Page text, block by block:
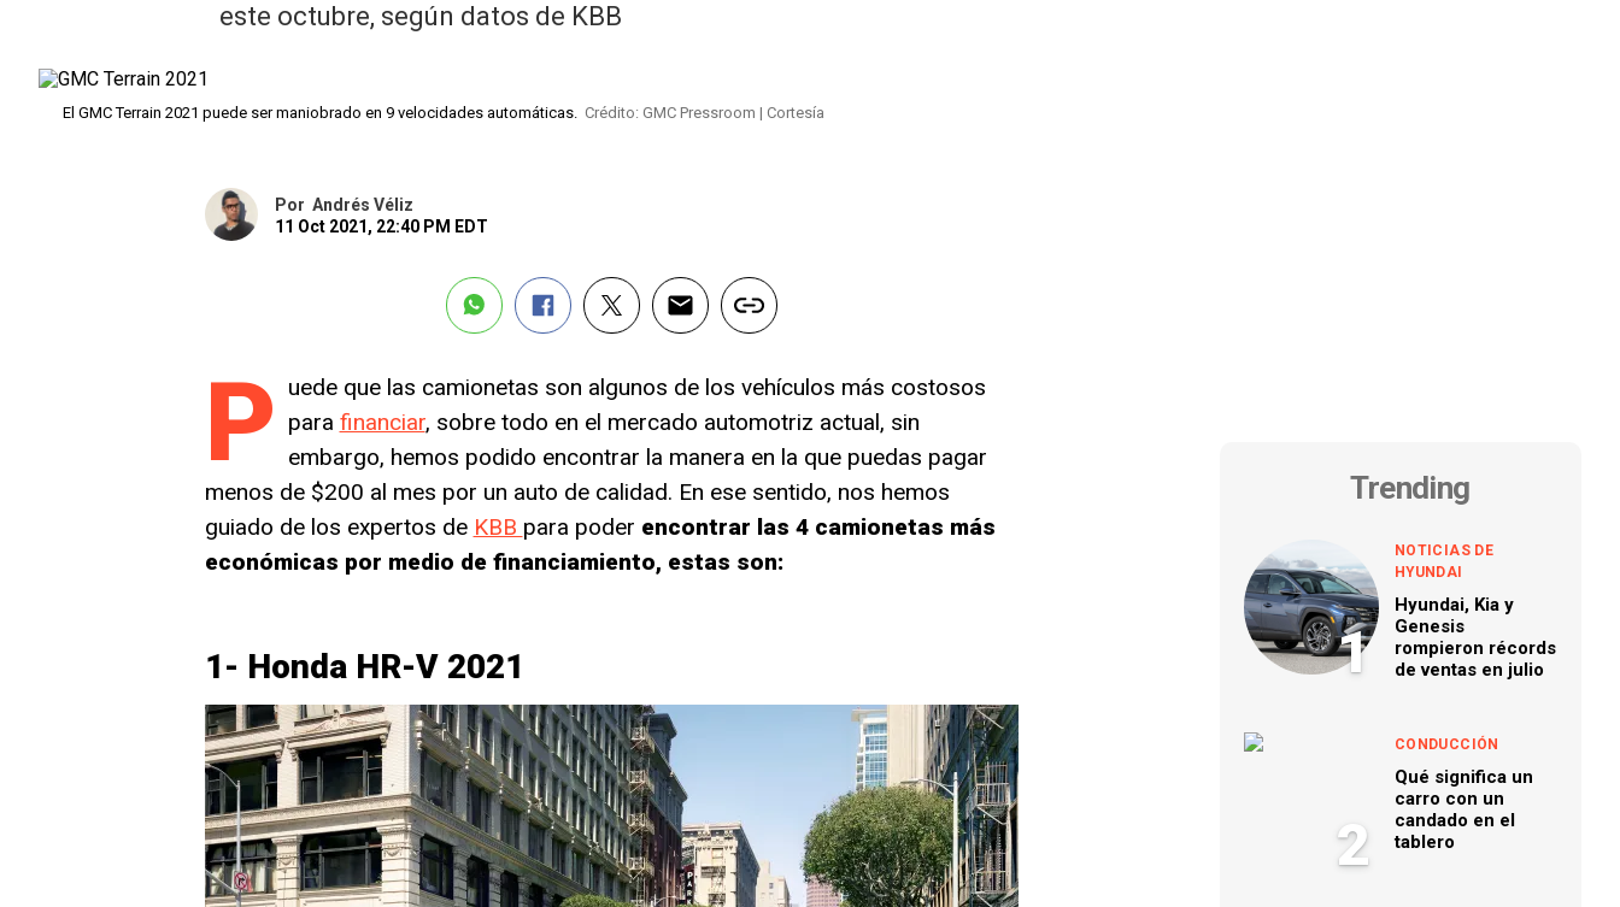
este octubre, según datos de KBB
El GMC Terrain 2021 puede ser maniobrado en 9 velocidades automáticas. Crédito: GMC Pressroom | Cortesía
Por Andrés Véliz
11 Oct 2021, 22:40 PM EDT
P
uede que las camionetas son algunos de los vehículos más costosos
para financiar, sobre todo en el mercado automotriz actual, sin
embargo, hemos podido encontrar la manera en la que puedas pagar
menos de $200 al mes por un auto de calidad. En ese sentido, nos hemos
guiado de los expertos de KBB para poder encontrar las 4 camionetas más
económicas por medio de financiamiento, estas son:
1- Honda HR-V 2021
Trending
1
NOTICIAS DE
HYUNDAI
Hyundai, Kia y
Genesis
rompieron récords
de ventas en julio
2
CONDUCCIÓN
Qué significa un
carro con un
candado en el
tablero